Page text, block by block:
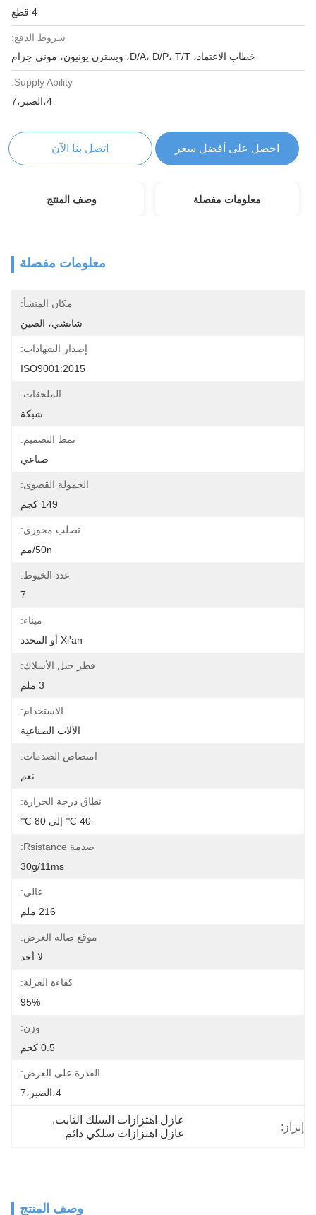
4 قطع
شروط الدفع:
خطاب الاعتماد، D/A، D/P، T/T، ويسترن يونيون، موني جرام
Supply Ability:
4،الصبر،7
احصل على أفضل سعر اتصل بنا الآن
معلومات مفصلة وصف المنتج
معلومات مفصلة
مكان المنشأ:
شانشي، الصين
إصدار الشهادات:
ISO9001:2015
الملحقات:
شبكة
نمط التصميم:
صناعي
الحمولة القصوى:
149 كجم
تصلب محوري:
50n/مم
عدد الخيوط:
ميناء:
Xi'an أو المحدد
قطر حبل الأسلاك:
الاستخدام:
الآلات الصناعية
امتصاص الصدمات:
نعم
نطاق درجة الحرارة:
صدمة Rsistance:
30g/11ms
عالي:
216 ملم
موقع صالة العرض:
لا أحد
كفاءة العزلة:
95%
وزن:
0.5 كجم
القدرة على العرض:
4،الصبر،7
إبراز:
عازل اهتزازات السلك الثابت,
عازل اهتزازات سلكي دائم
وصف المنتج